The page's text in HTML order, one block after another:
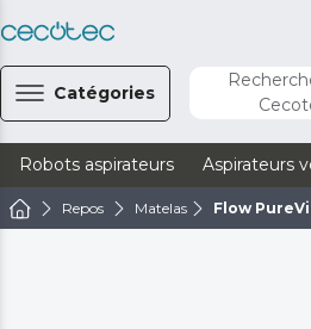
Catégories
Robots aspirateurs Aspirateurs
Repos Matelas Flow